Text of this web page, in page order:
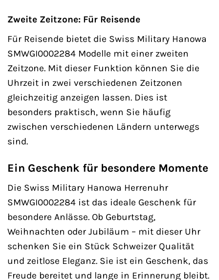
Zweite Zeitzone: Für Reisende
Für Reisende bietet die Swiss Military Hanowa
SMWGI0002284 Modelle mit einer zweiten
Zeitzone. Mit dieser Funktion können Sie die
Uhrzeit in zwei verschiedenen Zeitzonen
gleichzeitig anzeigen lassen. Dies ist
besonders praktisch, wenn Sie häufig
zwischen verschiedenen Ländern unterwegs
sind.
Ein Geschenk für besondere Momente
Die Swiss Military Hanowa Herrenuhr
SMWGI0002284 ist das ideale Geschenk für
besondere Anlässe. Ob Geburtstag,
Weihnachten oder Jubiläum – mit dieser Uhr
schenken Sie ein Stück Schweizer Qualität
und zeitlose Eleganz. Sie ist ein Geschenk, das
Freude bereitet und lange in Erinnerung bleibt.